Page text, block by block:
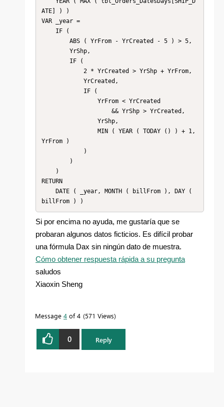
ATE] ) )
VAR _year =
YrFrom )
RETURN
Si por encima no ayuda, me gustaría que se
probaran algunos datos ficticios. Es difícil probar
una fórmula Dax sin ningún dato de muestra.
Cómo obtener respuesta rápida a su pregunta
saludos
Xiaoxin Sheng
Message 4 of 4 571 Views
0 Reply